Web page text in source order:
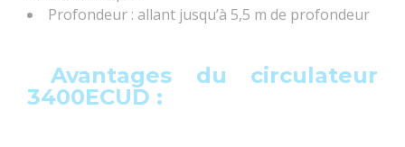
Profondeur : allant jusqu’à 5,5 m de profondeur
Avantages du circulateur
3400ECUD :